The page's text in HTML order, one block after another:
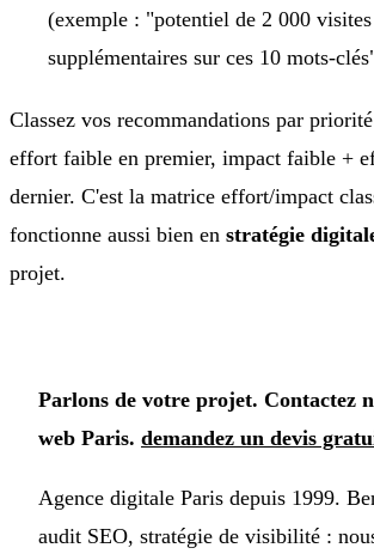
(exemple : "potentiel de 2 000
supplémentaires sur ces 10 mots-
Classez vos recommandations par
effort faible en premier, impact faible +
dernier. C'est la matrice effort/impact
fonctionne aussi bien en stratégie
projet.
Parlons de votre projet. Contactez
web Paris. demandez un devis
Agence digitale Paris depuis 1999.
audit SEO, stratégie de visibilité :